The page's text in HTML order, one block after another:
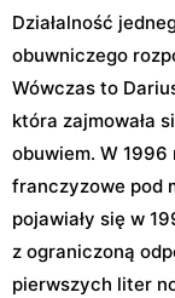
Działalność
obuwniczego
Wówczas to
która zajmowała
obuwiem. W
franczyzowe pod
pojawiały się w
z ograniczoną
pierwszych liter